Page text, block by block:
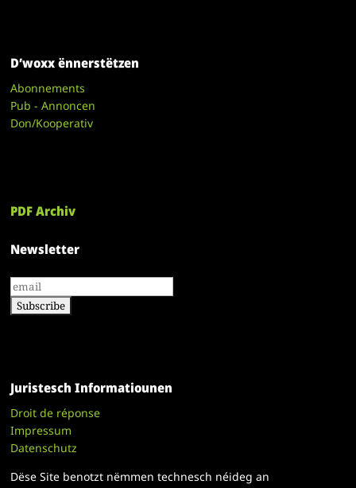
D’woxx ënnerstëtzen
Abonnements
Pub - Annoncen
Don/Kooperativ
PDF Archiv
Newsletter
Juristesch Informatiounen
Droit de réponse
Impressum
Datenschutz
Dëse Site benotzt nëmmen technesch néideg an